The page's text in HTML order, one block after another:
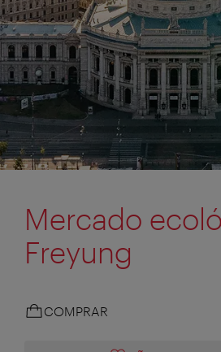
Mercado
Freyung
COMPRAR